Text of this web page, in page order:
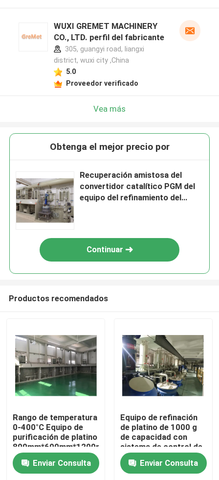
Hogar
Productos
WUXI GREMET MACHINERY
CO., LTD. perfil del fabricante
305, guangyi road, liangxi
district, wuxi city ,China
5.0
Proveedor verificado
Vea más
Obtenga el mejor precio por
Recuperación amistosa del
convertidor catalítico PGM del
equipo del refinamiento del
Continuar
Productos recomendados
Rango de temperatura
0-400°C Equipo de
purificación de platino
800mm*600mm*1200mm
para fabricación
industrialEnviar Consulta
Equipo de refinación
de platino de 1000 g
de capacidad con
sistema de control de
pantalla digital y tasa
de recuperación del
99,9%
Enviar Consulta